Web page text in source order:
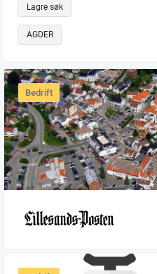
Lagre søk
AGDER
Bedrift